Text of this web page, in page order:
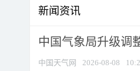
新闻资讯
中国气象局升级调
中国天气网 2026-08-08